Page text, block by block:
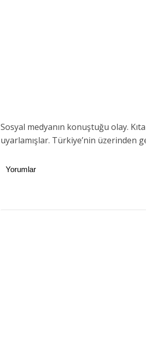
Sosyal medyanın konuştuğu olay.
uyarlamışlar. Türkiye’nin üzerinden
Yorumlar